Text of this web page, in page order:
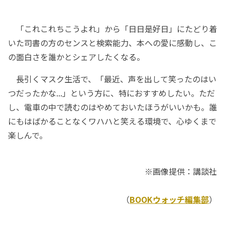
「これこれちこうよれ」から「日日是好日」にたどり着
いた司書の方のセンスと検索能力、本への愛に感動し、こ
の面白さを誰かとシェアしたくなる。
長引くマスク生活で、「最近、声を出して笑ったのはい
つだったかな...」という方に、特におすすめしたい。ただ
し、電車の中で読むのはやめておいたほうがいいかも。誰
にもはばかることなくワハハと笑える環境で、心ゆくまで
楽しんで。
※画像提供：講談社
（BOOKウォッチ編集部）